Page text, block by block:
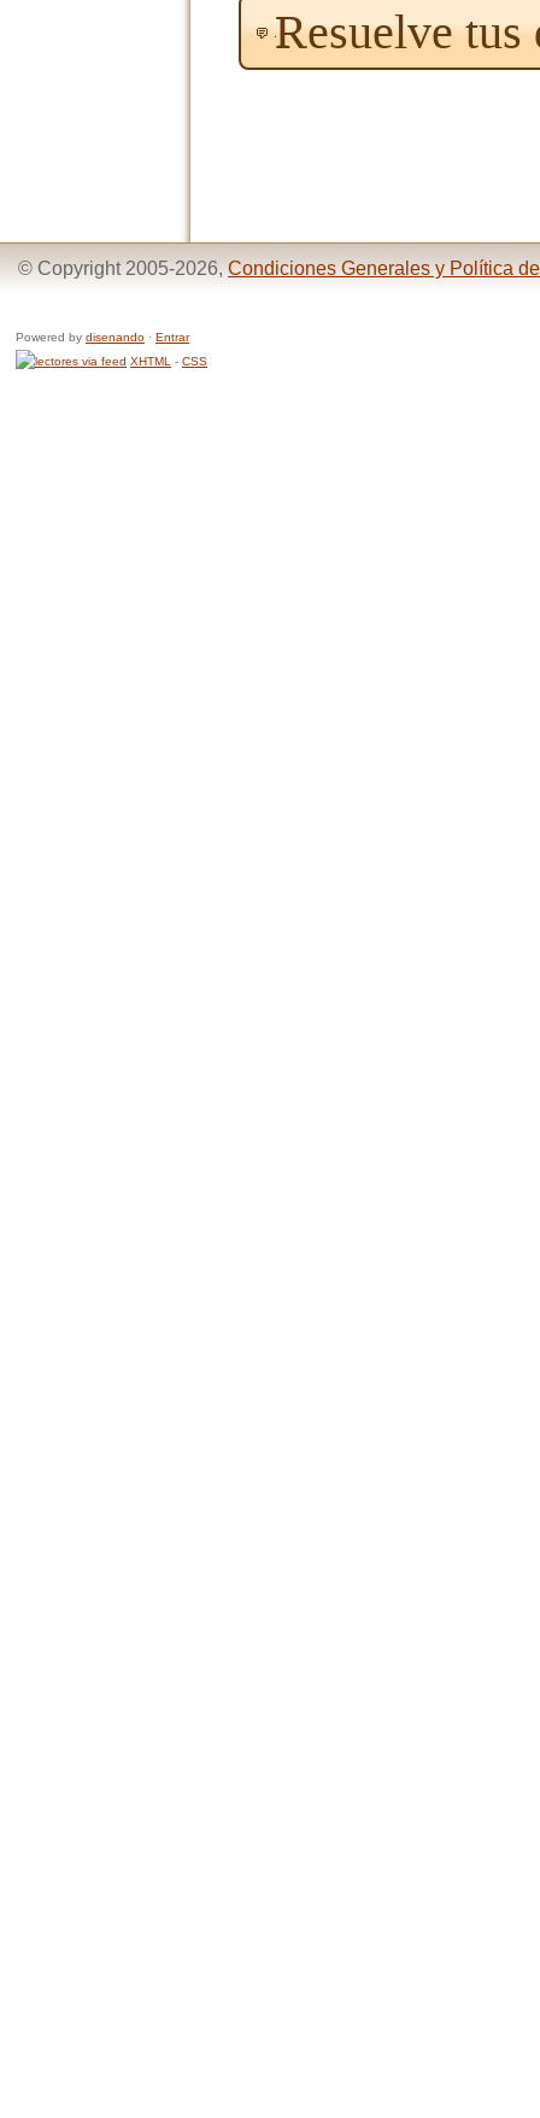
Resuelve tus
© Copyright 2005-2026, Condiciones Generales y Política
Powered by disenando · Entrar
XHTML - CSS